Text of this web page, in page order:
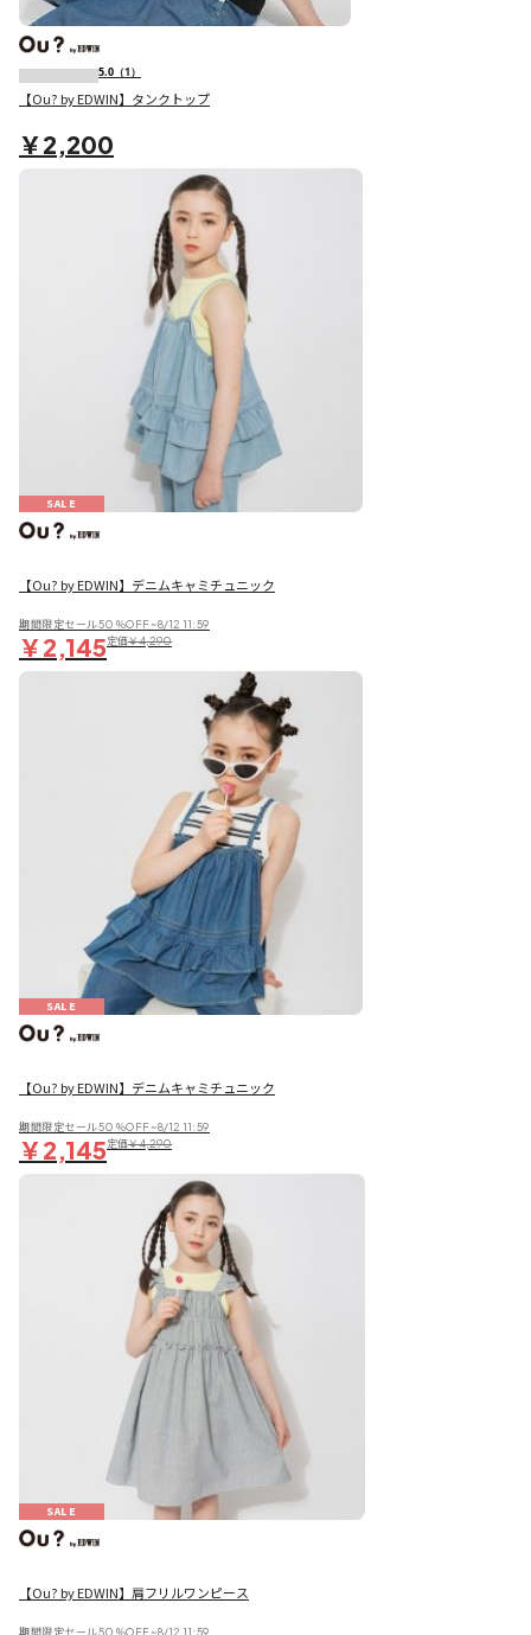
5.0 （1）
【Ou? by EDWIN】タンクトップ
￥2,200
SALE
【Ou? by EDWIN】デニムキャミチュニック
期間限定セール50％OFF~8/12 11:59
￥2,145定価￥4,290
SALE
【Ou? by EDWIN】デニムキャミチュニック
期間限定セール50％OFF~8/12 11:59
￥2,145定価￥4,290
SALE
【Ou? by EDWIN】肩フリルワンピース
期間限定セール50％OFF~8/12 11:59